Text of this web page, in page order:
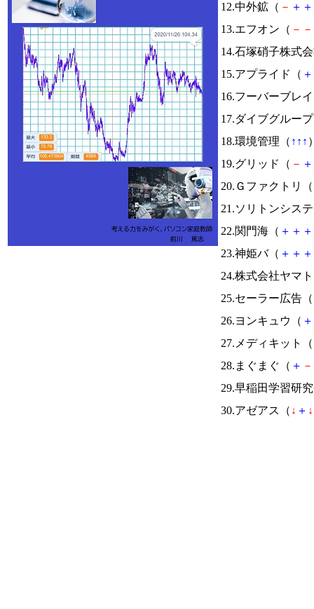
12.中外鉱（ － ＋ ＋
13.エフオン（ － －
14.石塚硝子株式
15.アプライド（ ＋
16.フーバーブレ
17.ダイブグルー
18.環境管理（ ↑ ↑ ↑
19.グリッド（ － ＋
20.Ｇファクトリ（
21.ソリトンシス
22.関門海（ ＋ ＋ ＋
23.神姫バ（ ＋ ＋ ＋
24.株式会社ヤマ
25.セーラー広告（
26.ヨンキュウ（ ＋
27.メディキット（
28.まぐまぐ（ ＋ －
29.早稲田学習研
30.アゼアス（ ↓ ＋ ↓